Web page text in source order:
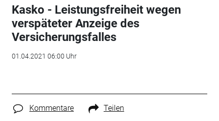
Kasko - Leistungsfreiheit wegen
verspäteter Anzeige des
Versicherungsfalles
01.04.2021 06:00 Uhr
Kommentare Teilen